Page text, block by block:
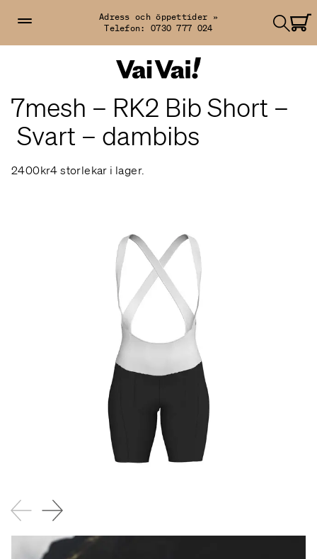
Adress och öppettider »
Telefon: 0730 777 024
7mesh – RK2 Bib Short –
Svart – dambibs
2400kr4 storlekar i lager.